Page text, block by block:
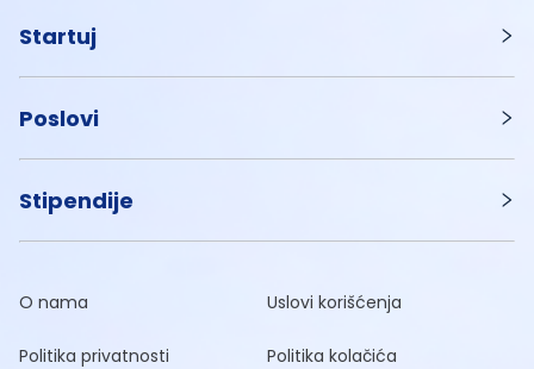
Startuj
Poslovi
Stipendije
O nama Uslovi korišćenja
Politika privatnosti Politika kolačića